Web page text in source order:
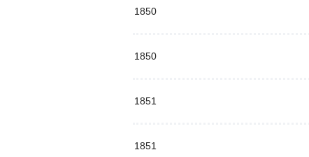
1850
1850
1851
1851